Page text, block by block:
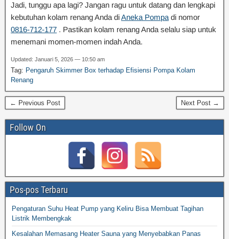
Jadi, tunggu apa lagi? Jangan ragu untuk datang dan lengkapi
kebutuhan kolam renang Anda diAneka Pompa di nomor
0816-712-177 . Pastikan kolam renang Anda selalu siap untuk
menemani momen-momen indah Anda.
Updated: Januari 5, 2026 — 10:50 am
Tag: Pengaruh Skimmer Box terhadap Efisiensi Pompa Kolam
Renang
← Previous Post Next Post →
Follow On
Pos-pos Terbaru
Pengaturan Suhu Heat Pump yang Keliru Bisa Membuat Tagihan
Listrik Membengkak
Kesalahan Memasang Heater Sauna yang Menyebabkan Panas